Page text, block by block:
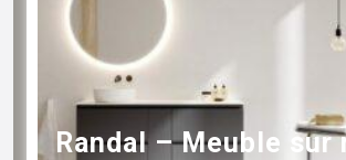
Randal – Meuble sur